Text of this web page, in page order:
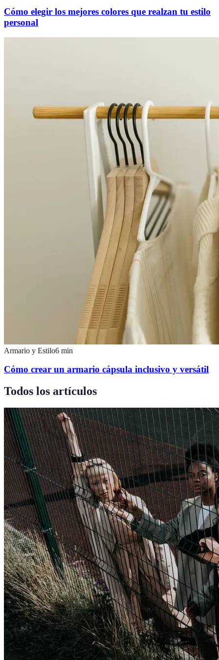
Cómo elegir los mejores colores que realzan tu estilo
personal
Armario y Estilo6 min
Cómo crear un armario cápsula inclusivo y versátil
Todos los artículos